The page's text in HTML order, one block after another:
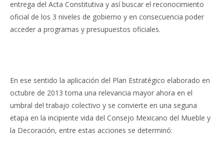
entrega del Acta Constitutiva y así buscar el reconocimiento
oficial de los 3 niveles de gobierno y en consecuencia poder
acceder a programas y presupuestos oficiales.
En ese sentido la aplicación del Plan Estratégico elaborado en
octubre de 2013 toma una relevancia mayor ahora en el
umbral del trabajo colectivo y se convierte en una seguna
etapa en la incipiente vida del Consejo Mexicano del Mueble y
la Decoración, entre estas acciones se determinó: